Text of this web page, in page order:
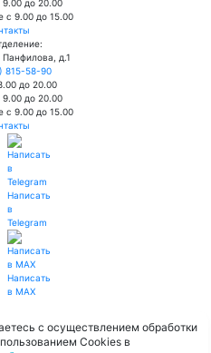
9.00 до 20.00
с 9.00 до 15.00
Панфилова, д.1
815-58-90
до 20.00
9.00 до 20.00
с 9.00 до 15.00
Написать
в
Telegram
Написать
в MAX
609-67-88
406-83-93
с осуществлением обработки
Cookies в